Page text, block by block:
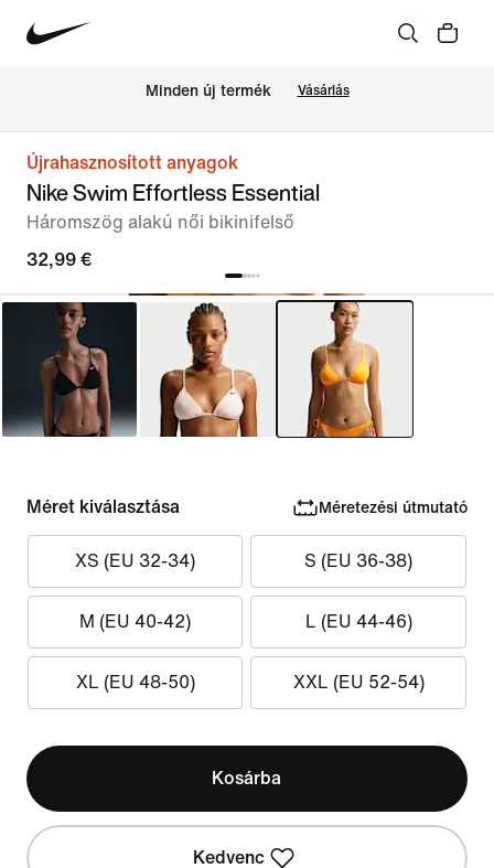
Minden új termék Vásárlás
Újrahasznosított anyagok
Nike Swim Effortless Essential
Háromszög alakú női bikinifelső
32,99 €
Méret kiválasztása Méretezési útmutató
XS (EU 32-34) S (EU 36-38)
M (EU 40-42) L (EU 44-46)
XL (EU 48-50) XXL (EU 52-54)
Kosárba
Kedvenc